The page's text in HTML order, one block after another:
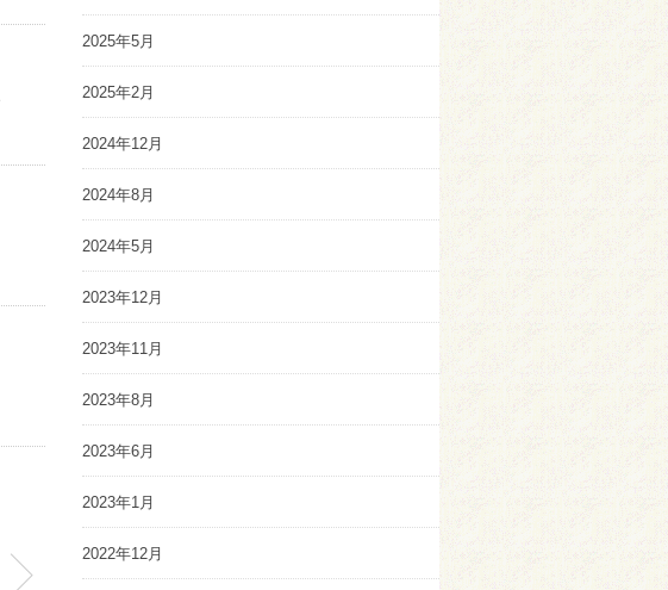
2025年5月
2025年2月
2024年12月
2024年8月
2024年5月
2023年12月
2023年11月
2023年8月
2023年6月
2023年1月
2022年12月